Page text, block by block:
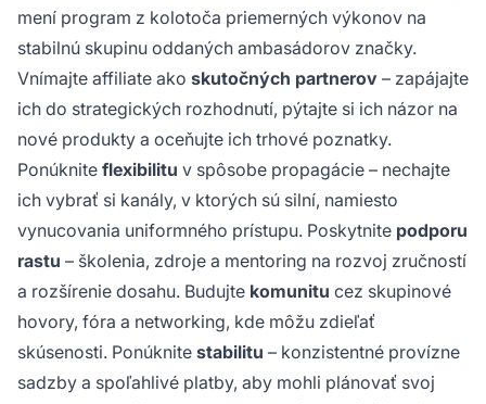
mení program z kolotoča priemerných výkonov na
stabilnú skupinu oddaných ambasádorov značky.
Vnímajte affiliate ako skutočných partnerov – zapájajte
ich do strategických rozhodnutí, pýtajte si ich názor na
nové produkty a oceňujte ich trhové poznatky.
Ponúknite flexibilitu v spôsobe propagácie – nechajte
ich vybrať si kanály, v ktorých sú silní, namiesto
vynucovania uniformného prístupu. Poskytnite podporu
rastu – školenia, zdroje a mentoring na rozvoj zručností
a rozšírenie dosahu. Budujte komunitu cez skupinové
hovory, fóra a networking, kde môžu zdieľať
skúsenosti. Ponúknite stabilitu – konzistentné provízne
sadzby a spoľahlivé platby, aby mohli plánovať svoj